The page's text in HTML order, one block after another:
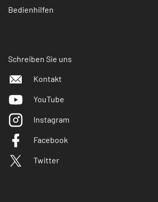
Bedienhilfen
Schreiben Sie uns
Kontakt
YouTube
Instagram
Facebook
Twitter